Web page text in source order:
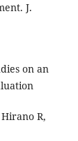
J.
on an
R,